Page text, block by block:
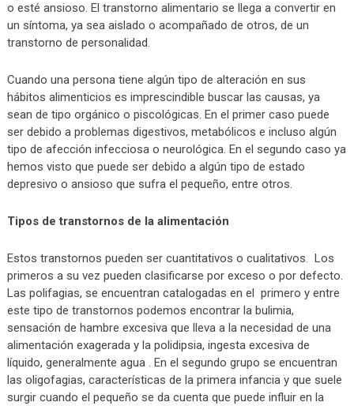
o esté ansioso. El transtorno alimentario se llega a convertir en
un síntoma, ya sea aislado o acompañado de otros, de un
transtorno de personalidad.
Cuando una persona tiene algún tipo de alteración en sus
hábitos alimenticios es imprescindible buscar las causas, ya
sean de tipo orgánico o piscológicas. En el primer caso puede
ser debido a problemas digestivos, metabólicos e incluso algún
tipo de afección infecciosa o neurológica. En el segundo caso ya
hemos visto que puede ser debido a algún tipo de estado
depresivo o ansioso que sufra el pequeño, entre otros.
Tipos de transtornos de la alimentación
Estos transtornos pueden ser cuantitativos o cualitativos. Los
primeros a su vez pueden clasificarse por exceso o por defecto.
Las polifagias, se encuentran catalogadas en el primero y entre
este tipo de transtornos podemos encontrar la bulimia,
sensación de hambre excesiva que lleva a la necesidad de una
alimentación exagerada y la polidipsia, ingesta excesiva de
líquido, generalmente agua . En el segundo grupo se encuentran
las oligofagias, características de la primera infancia y que suele
surgir cuando el pequeño se da cuenta que puede influir en la